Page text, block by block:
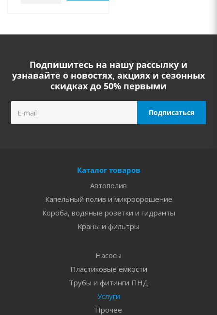
Подпишитесь на нашу рассылку и
узнавайте о новостях, акциях и сезонных
скидках до 50% первыми
Каталог товаров
Автополив
Капельный полив и микроорошение
Короба, водяные розетки и гидранты
Краны и фильтры
Насосы
Пластиковые емкости
Трубы и фитинги ПНД
Услуги
Прочее